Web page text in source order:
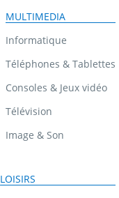
MULTIMEDIA
Informatique
Téléphones & Tablettes
Consoles & Jeux vidéo
Télévision
Image & Son
LOISIRS